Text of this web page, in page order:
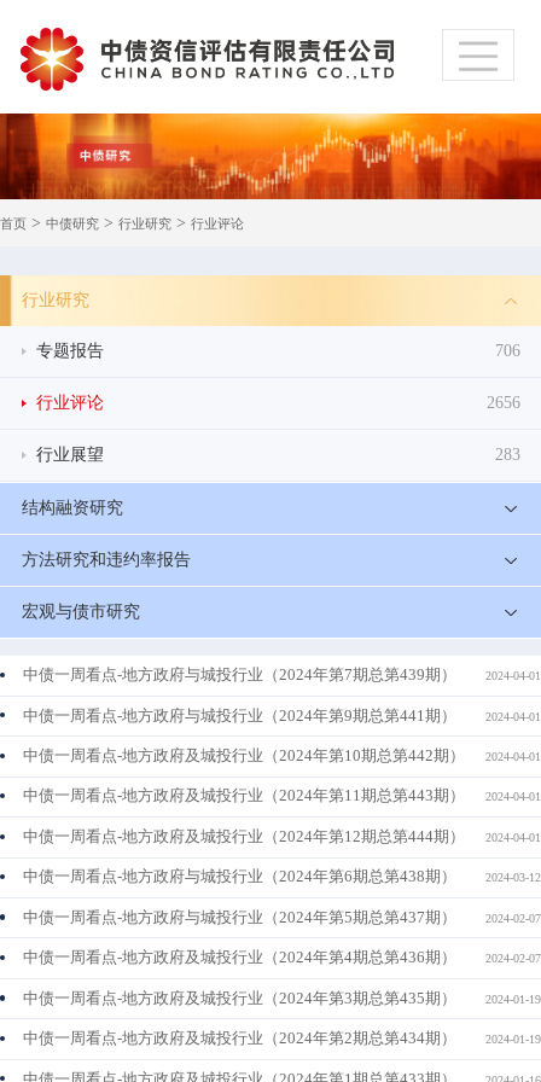
首页 > 中债研究 > 行业研究 > 行业评论
行业研究
专题报告 706
行业评论 2656
行业展望 283
结构融资研究
方法研究和违约率报告
宏观与债市研究
中债一周看点-地方政府与城投行业（2024年第7期总第439期） 2024-04-01
中债一周看点-地方政府与城投行业（2024年第9期总第441期） 2024-04-01
中债一周看点-地方政府及城投行业（2024年第10期总第442期） 2024-04-01
中债一周看点-地方政府及城投行业（2024年第11期总第443期） 2024-04-01
中债一周看点-地方政府及城投行业（2024年第12期总第444期） 2024-04-01
中债一周看点-地方政府与城投行业（2024年第6期总第438期） 2024-03-12
中债一周看点-地方政府与城投行业（2024年第5期总第437期） 2024-02-07
中债一周看点-地方政府及城投行业（2024年第4期总第436期） 2024-02-07
中债一周看点-地方政府及城投行业（2024年第3期总第435期） 2024-01-19
中债一周看点-地方政府及城投行业（2024年第2期总第434期） 2024-01-19